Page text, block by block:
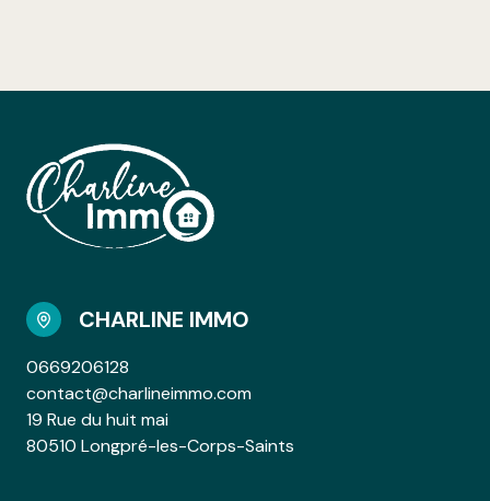
CHARLINE IMMO
0669206128
contact@charlineimmo.com
19 Rue du huit mai
80510 Longpré-les-Corps-Saints